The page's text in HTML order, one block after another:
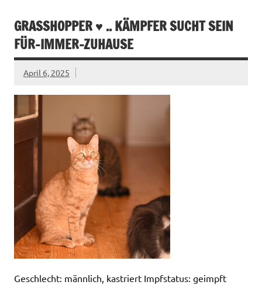
GRASSHOPPER ♥ .. KÄMPFER SUCHT SEIN
FÜR-IMMER-ZUHAUSE
April 6, 2025
Geschlecht: männlich, kastriert Impfstatus: geimpft